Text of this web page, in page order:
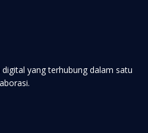
yang terhubung dalam satu